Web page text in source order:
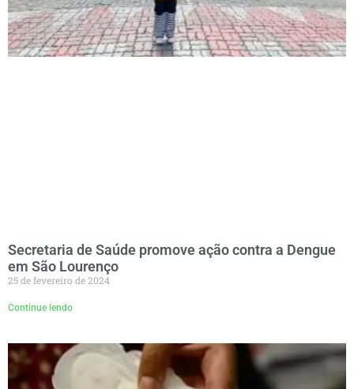
Secretaria de Saúde promove ação contra a Dengue
em São Lourenço
25 de fevereiro de 2024
Continue lendo